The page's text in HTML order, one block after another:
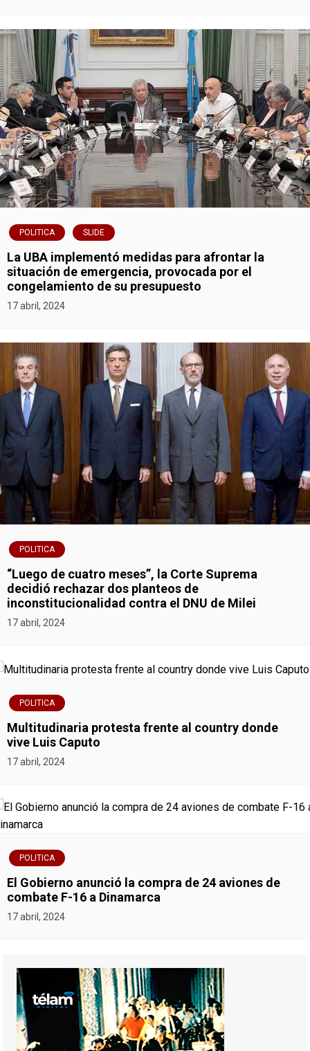
n
t
r
a
d
a
s
POLITICA SLIDE
La UBA implementó medidas para afrontar la
situación de emergencia, provocada por el
congelamiento de su presupuesto
17 abril, 2024
POLITICA
“Luego de cuatro meses”, la Corte Suprema
decidió rechazar dos planteos de
inconstitucionalidad contra el DNU de Milei
17 abril, 2024
POLITICA
Multitudinaria protesta frente al country donde
vive Luis Caputo
17 abril, 2024
POLITICA
El Gobierno anunció la compra de 24 aviones de
combate F-16 a Dinamarca
17 abril, 2024